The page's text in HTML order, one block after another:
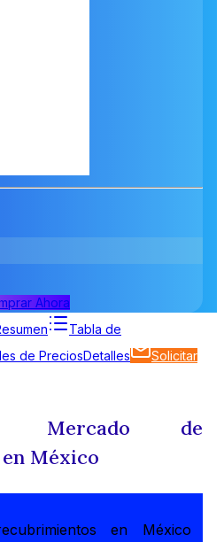
Ahora
Tabla de
de PreciosDetalles
Solicitar
Mercado de
México
en México